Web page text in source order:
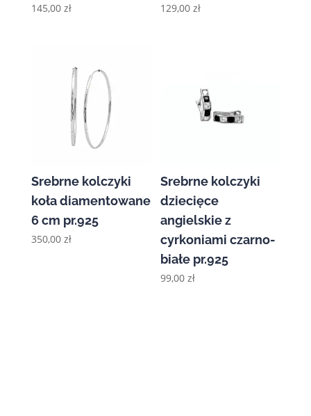
145,00 zł 129,00zł
Srebrne kolczyki
koła diamentowane
6 cm pr.925
350,00 zł
Srebrne kolczyki
dziecięce
angielskie z
cyrkoniami czarno-
białe pr.925
99,00zł